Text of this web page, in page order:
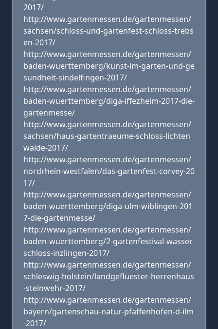
2017/
http://www.gartenmessen.de/gartenmessen/
sachsen/schloss-und-gartenfest-schloss-trebs
en-2017/
http://www.gartenmessen.de/gartenmessen/
baden-wuerttemberg/kunst-im-garten-und-ge
sundheit-sindelfingen-2017/
http://www.gartenmessen.de/gartenmessen/
baden-wuerttemberg/diga-iffezheim-2017-die-
gartenmesse/
http://www.gartenmessen.de/gartenmessen/
sachsen/haus-gartentraeume-schloss-lichten
walde-2017/
http://www.gartenmessen.de/gartenmessen/
nordrhein-westfalen/das-gartenfest-corvey-20
17/
http://www.gartenmessen.de/gartenmessen/
baden-wuerttemberg/diga-ulm-wiblingen-201
7-die-gartenmesse/
http://www.gartenmessen.de/gartenmessen/
baden-wuerttemberg/2-gartenfestival-wasser
schloss-inzlingen-2017/
http://www.gartenmessen.de/gartenmessen/
schleswig-holstein/landgefluester-herrenhaus
-steinwehr-2017/
http://www.gartenmessen.de/gartenmessen/
bayern/gartenschau-natur-pfaffenhofen-d-ilm
-2017/